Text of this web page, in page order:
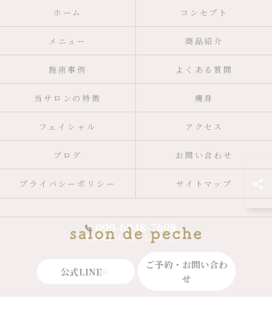
090-6948-7698
営業電話はお断りしております
公式LINE
ご予約・お問い合わ
せ
ホーム コンセプト
メニュー 商品紹介
施術事例 よくある質問
当サロンの特徴 痩身
フェイシャル アクセス
ブログ お問い合わせ
プライバシーポリシー サイトマップ
© 2026 広島県広島市のエステならsalon de peche ALL RIGHTS RESERVED.